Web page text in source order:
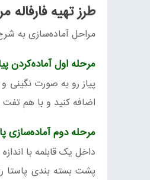
طرز تهیه فارفاله
مراحل آماده‌سازی به
مرحله اول آماده‌کردن
پیاز رو به صورت نگینی
اضافه کنید و با هم
مرحله دوم آماده‌سازی
داخل یک قابلمه با
پشت بسته بندی پاستا